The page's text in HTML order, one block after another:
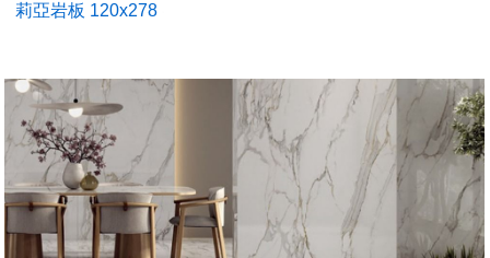
莉亞岩板 120x278